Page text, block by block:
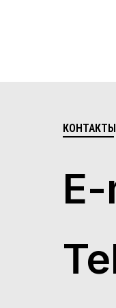
КОНТАКТЫ